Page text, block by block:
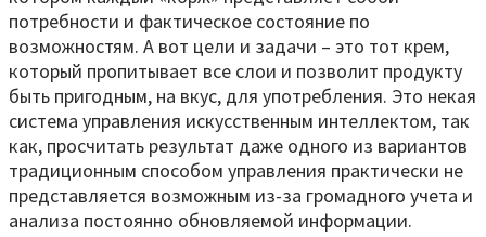
потребности и фактическое состояние по
возможностям. А вот цели и задачи – это тот крем,
который пропитывает все слои и позволит продукту
быть пригодным, на вкус, для употребления. Это некая
система управления искусственным интеллектом, так
как, просчитать результат даже одного из вариантов
традиционным способом управления практически не
представляется возможным из-за громадного учета и
анализа постоянно обновляемой информации.